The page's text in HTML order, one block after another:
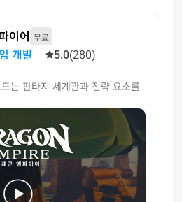
이어 무료
개발
5.0(280)
는 판타지 세계관과 전략 요소를